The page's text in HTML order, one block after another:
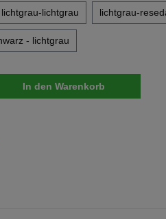
lichtgrau-lichtgrau lichtgrau-
- lichtgrau
Gib den
In den Warenkorb